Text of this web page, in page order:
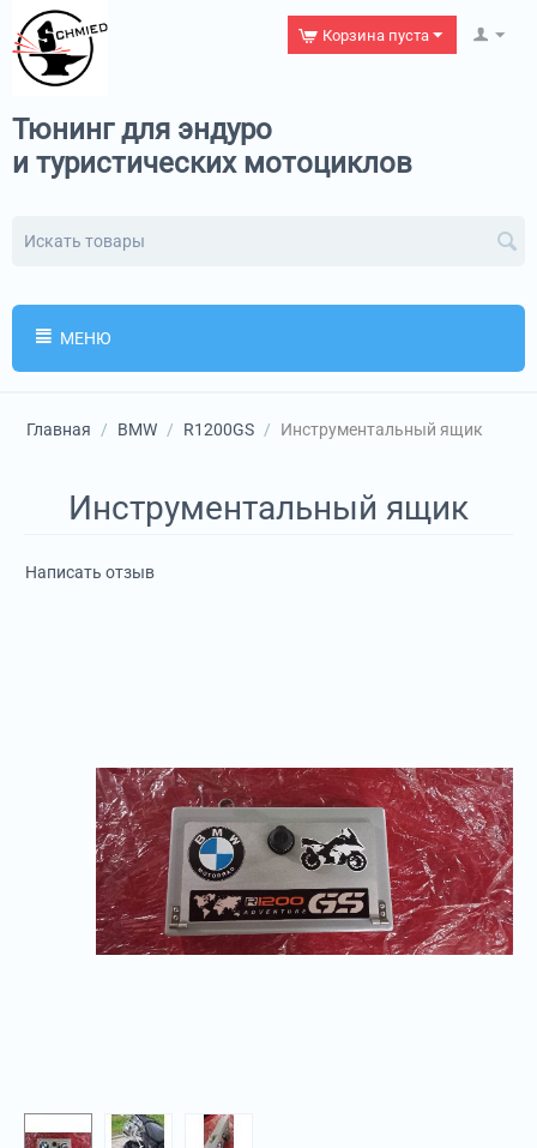
Корзина пуста
Тюнинг для эндуро
и туристических мотоциклов
МЕНЮ
Главная / BMW / R1200GS / Инструментальный ящик
Инструментальный ящик
Написать отзыв